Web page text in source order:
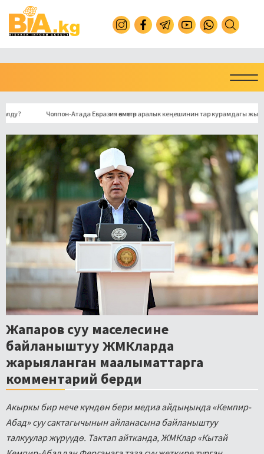
Чолпон-Атада Евразия өкмөттөр аралык кеңешинин тар курамдагы жыйыны
Жапаров суу маселесине
байланыштуу ЖМКларда
жарыяланган маалыматтарга
комментарий берди
Акыркы бир нече күндөн бери медиа айдыңында «Кемпир-
Абад» суу сактагычынын айланасына байланыштуу
талкуулар жүрүүдө. Тактап айтканда, ЖМКлар «Кытай